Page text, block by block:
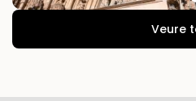
Veure